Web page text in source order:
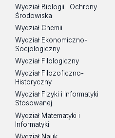
Wydział Biologii i Ochrony
Środowiska
Wydział Chemii
Wydział Ekonomiczno-
Socjologiczny
Wydział Filologiczny
Wydział Filozoficzno-
Historyczny
Wydział Fizyki i Informatyki
Stosowanej
Wydział Matematyki i
Informatyki
Wydział Nauk